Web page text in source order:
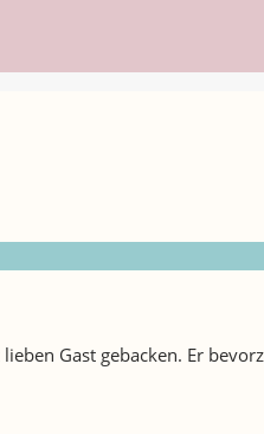
Gast gebacken. Er